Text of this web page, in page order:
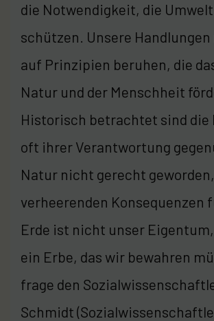
die Notwendigkeit, die
schützen. Unsere Handlungen
auf Prinzipien beruhen, die
Natur und der Menschheit
Historisch betrachtet sind die
oft ihrer Verantwortung
Natur nicht gerecht
verheerenden Konsequenzen
Erde ist nicht unser
ein Erbe, das wir bewahren
frage den
Schmidt